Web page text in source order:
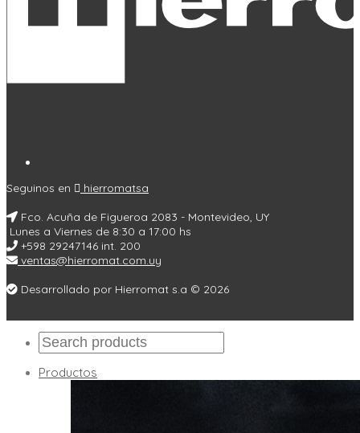
Seguinos en
hierromatsa
Fco. Acuña de Figueroa 2083 - Montevideo, UY
Lunes a Viernes de 8:30 a 17:00 hs
+598 29247146 int. 200
ventas@hierromat.com.uy
Desarrollado por Hierromat s.a © 2026
Productos